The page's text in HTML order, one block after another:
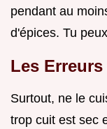
pendant au
d'épices. Tu
Les
Surtout, ne le
trop cuit est sec